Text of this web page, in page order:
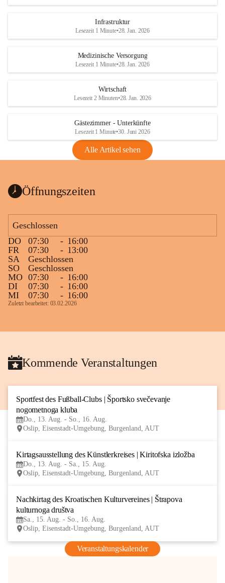
Infrastruktur
Lesezeit 1 Minute•28. Jan. 2026
Medizinische Versorgung
Lesezeit 1 Minute•28. Jan. 2026
Wirtschaft
Lesezeit 2 Minuten•28. Jan. 2026
Gästezimmer - Unterkünfte
Lesezeit 1 Minute•30. Juni 2026
Alle Artikel sehen
Öffnungszeiten
Geschlossen
DO
07:30 - 16:00
FR
07:30 - 13:00
SA
Geschlossen
SO
Geschlossen
MO 07:30 - 16:00
DI
07:30 - 16:00
MI
07:30 - 16:00
Zuletzt bearbeitet: 03.02.2026
Kommende Veranstaltungen
Sportfest des Fußball-Clubs | Športsko svečevanje
nogometnoga kluba
Do., 13. Aug. - So., 16. Aug.
Oslip, Eisenstadt-Umgebung, Burgenland, AUT
Kirtagsausstellung des Künstlerkreises | Kiritofska izložba
Do., 13. Aug. - Sa., 15. Aug.
Oslip, Eisenstadt-Umgebung, Burgenland, AUT
Nachkirtag des Kroatischen Kulturvereines | Štrapova
kulturnoga društva
Sa., 15. Aug. - So., 16. Aug.
Oslip, Eisenstadt-Umgebung, Burgenland, AUT
Veranstaltungskalender